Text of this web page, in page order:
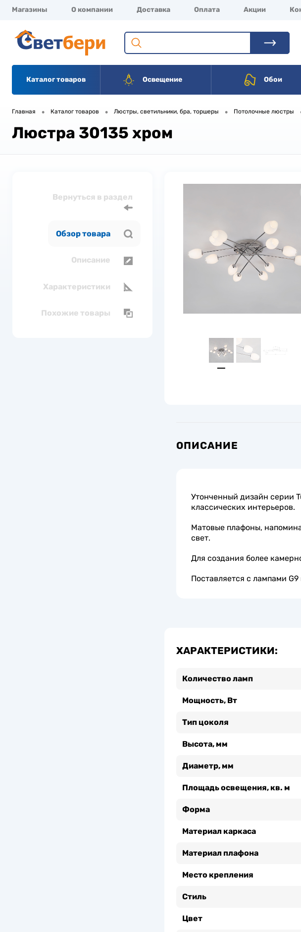
Магазины О компании Доставка Оплата Акции
Каталог товаров Освещение Обои
Главная • Каталог товаров • Люстры, светильники, бра, торшеры • Потолочные люстры
Люстра 30135 хром
Вернуться в раздел
Обзор товара
Описание
Характеристики
Похожие товары
ОПИСАНИЕ
Утонченный дизайн серии
классических интерьеров.
Матовые плафоны,
свет.
Для создания более
Поставляется с лампами G9
ХАРАКТЕРИСТИКИ:
Количество ламп
Мощность, Вт
Тип цоколя
Высота, мм
Диаметр, мм
Площадь освещения, кв. м
Форма
Материал каркаса
Материал плафона
Место крепления
Стиль
Цвет